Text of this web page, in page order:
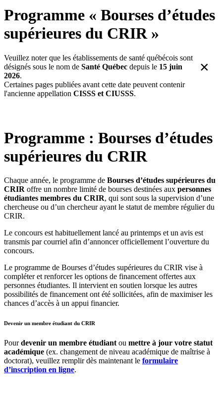
Programme « Bourses d’études
supérieures du CRIR »
Veuillez noter que les établissements de santé québécois sont
désignés sous le nom de Santé Québec depuis le 15 juin
2026.
Certaines pages publiées avant cette date peuvent contenir
l'ancienne appellation CISSS et CIUSSS.
×
Programme : Bourses d’études
supérieures du CRIR
Chaque année, le programme de Bourses d’études supérieures du
CRIR offre un nombre limité de bourses destinées aux personnes
étudiantes membres du CRIR, qui sont sous la supervision d’une
chercheuse ou d’un chercheur ayant le statut de membre régulier du
CRIR.
Le concours est habituellement lancé au printemps et un avis est
transmis par courriel afin d’annoncer officiellement l’ouverture du
concours.
Le programme de Bourses d’études supérieures du CRIR vise à
compléter et renforcer les options de financement offertes aux
personnes étudiantes. Il intervient en soutien lorsque les autres
possibilités de financement ont été sollicitées, afin de maximiser les
chances d’accès à un appui financier.
Devenir un membre étudiant du CRIR
Pourdevenir un membre étudiant ou mettre à jour votre statut
académique (ex. changement de niveau académique de maîtrise à
doctorat), veuillez remplir dès maintenant le formulaire
d’inscription en ligne.